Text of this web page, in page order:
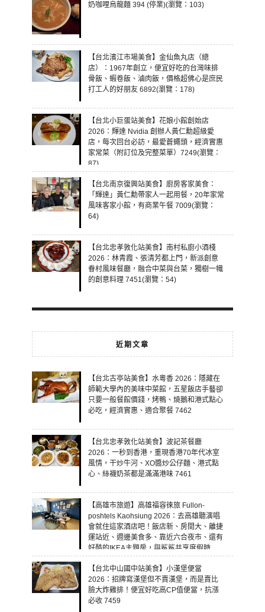
奶咖哩烏龍麵 394 (停業)(瀏覽：103)
【台北濱江市場美食】金仙魚丸店（總
店）：1967年創立，便宜好吃的台灣味排
骨飯、蝦卷飯、滷肉飯，價格超佛心是庶民
打工人的好朋友 6892(瀏覽：178)
【台北小巨蛋站美食】花娘小館創始店
2026：輝達 Nvidia 創辦人黃仁勳超級愛
店，每次回台必訪，最愛蒼蠅頭，經濟實惠
家常菜（附訂位及完整菜單）7249(瀏覽：
87)
【台北南京復興站美食】廚房客家美食：
「輝達」黃仁勳帶家人一起用餐，20年家常
風味客家小館，有商業午餐 7009(瀏覽：
64)
【台北忠孝敦化站美食】南村私廚小酒棧
2026：林青霞、張清芳都上門，新派創意
眷村風味餐廳，融合中菜與台菜，獨樹一幟
的創意料理 7451(瀏覽：54)
近期文章
【台北古亭站美食】水粵香 2026：隱藏在
師範大學內的美味中菜館，五星飯店手藝卻
只要一般餐館價錢，烤鴨、燒鵝和港式點心
必吃，經濟實惠、適合聚餐 7462
【台北忠孝敦化站美食】波記茶餐廳
2026：一秒到香港，重現香港70年代冰室
風情，干炒牛河、XO醬炒公仔麵、港式點
心、絲襪奶茶都是滿滿港味 7461
【高雄市旅遊】高雄福容徠旅 Fullon-
poshtels Kaohsiung 2026：去高雄聽演唱
會就住這家酒店吧！飯店新、房間大、離捷
運站近、週邊美食多、靠近六合夜市、還有
好酷的IKEA主題房，與鯊鯊共享度假時
光！ 7460
【台北中山國中站美食】小漢堡便當
2026：招牌寫漢堡但不賣漢堡，而是賣比
臉大炸雞排！便宜好吃高CP值便當，抗漲
必收 7459